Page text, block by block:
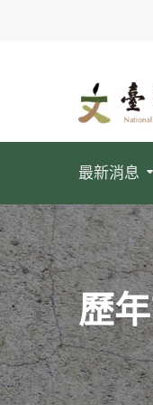
最新消息
歷